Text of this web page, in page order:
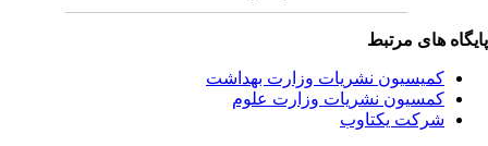
های مرتبط
کمیسیون نشریات وزارت بهداشت
کمسیون نشریات وزارت علوم
شرکت یکتاوب